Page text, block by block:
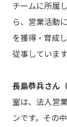
チームに所属
ら、営業活動
を獲得・育成
従事しています
長島恭兵さん
室は、法人営
ンです。その